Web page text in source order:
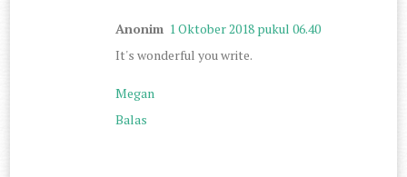
Anonim 1 Oktober 2018 pukul 06.40
It's wonderful you write.
Megan
Balas